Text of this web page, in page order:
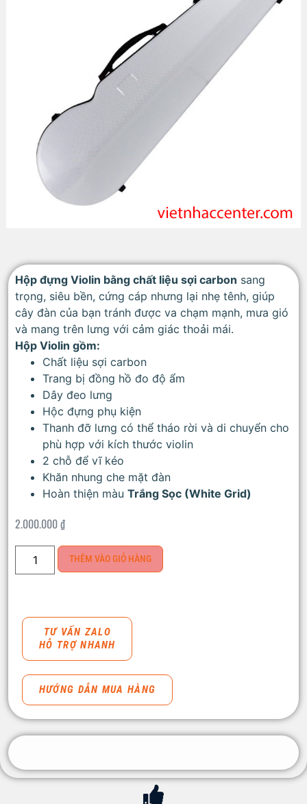
Hộp đựng Violin bằng chất liệu sợi carbon sang
trọng, siêu bền, cứng cáp nhưng lại nhẹ tênh, giúp
cây đàn của bạn tránh được va chạm mạnh, mưa gió
và mang trên lưng với cảm giác thoải mái.
Hộp Violin gồm:
Chất liệu sợi carbon
Trang bị đồng hồ đo độ ẩm
Dây đeo lưng
Hộc đựng phụ kiện
Thanh đỡ lưng có thể tháo rời và di chuyển cho
phù hợp với kích thước violin
2 chỗ để vĩ kéo
Khăn nhung che mặt đàn
Hoàn thiện màu Trắng Sọc (White Grid)
2.000.000₫
THÊM VÀO GIỎ HÀNG
TƯ VẤN ZALO
HỖ TRỢ NHANH
HƯỚNG DẪN MUA HÀNG